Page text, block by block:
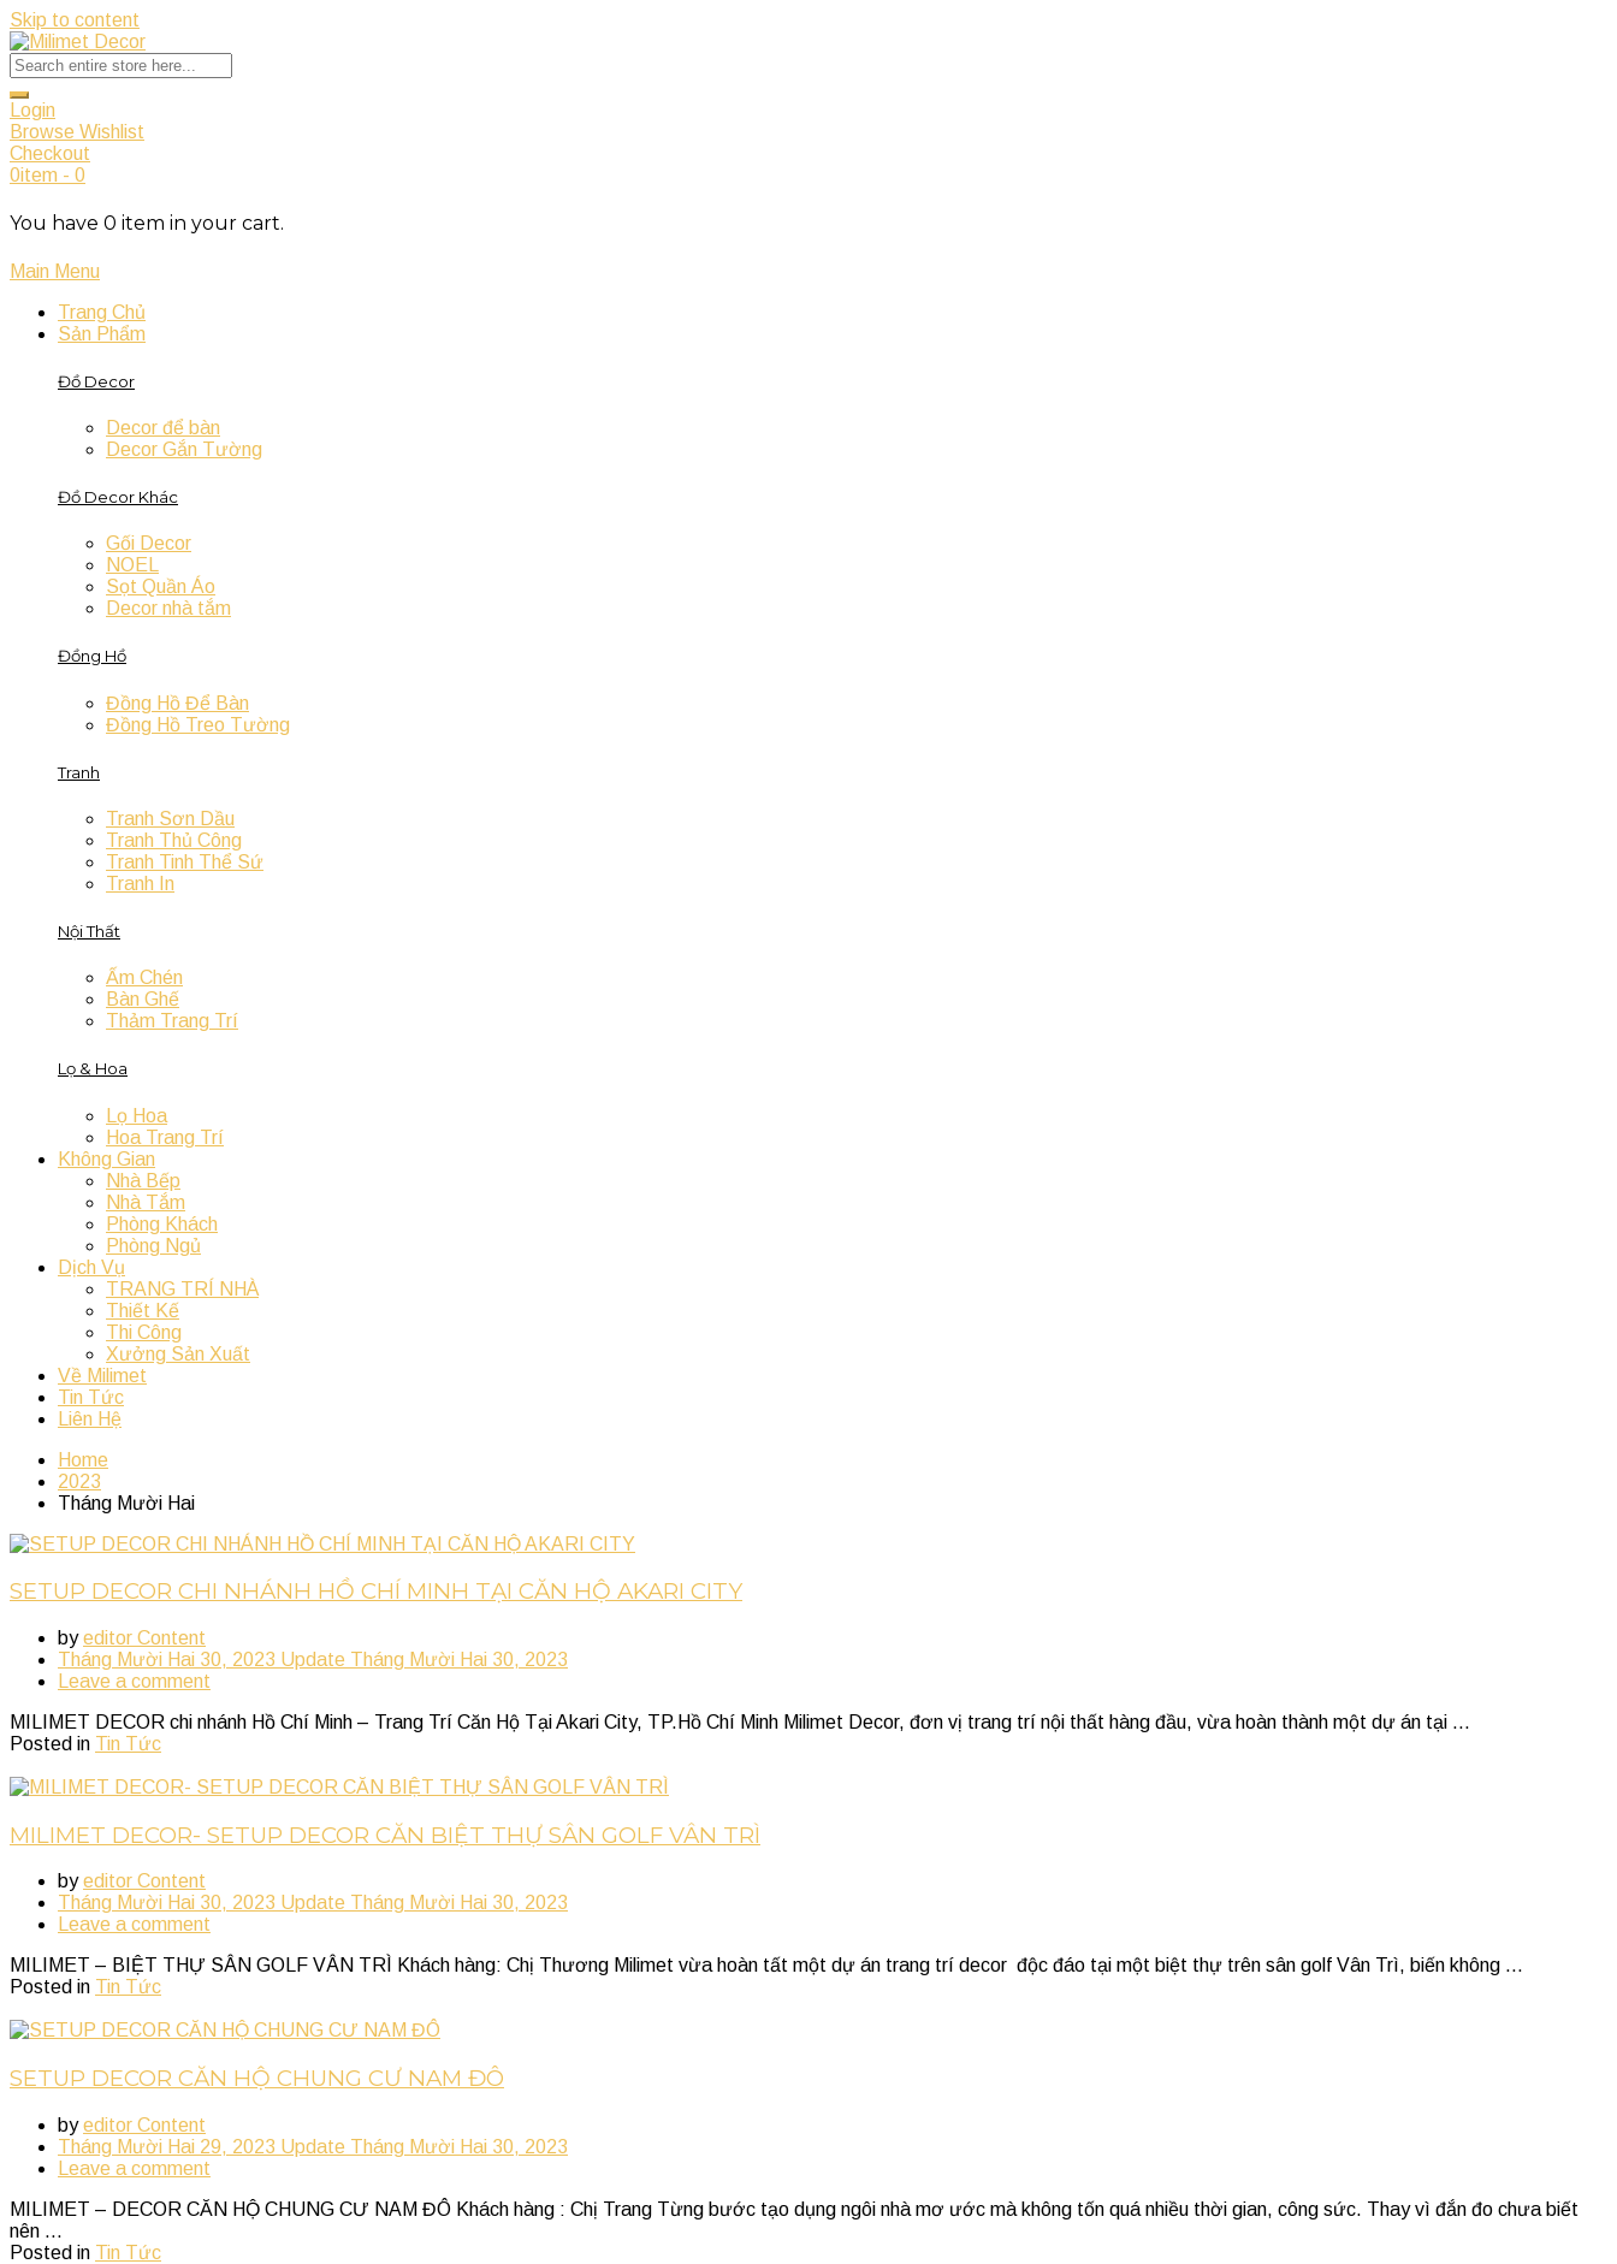
Skip to content
Login
Browse Wishlist
Checkout
0item - 0
You have 0 item in your cart.
Main Menu
Trang Chủ
Sản Phẩm
Đồ Decor
Decor để bàn
Decor Gắn Tường
Đồ Decor Khác
Gối Decor
NOEL
Sọt Quần Áo
Decor nhà tắm
Đồng Hồ
Đồng Hồ Để Bàn
Đồng Hồ Treo Tường
Tranh
Tranh Sơn Dầu
Tranh Thủ Công
Tranh Tinh Thể Sứ
Tranh In
Nội Thất
Ấm Chén
Bàn Ghế
Thảm Trang Trí
Lọ & Hoa
Lọ Hoa
Hoa Trang Trí
Không Gian
Nhà Bếp
Nhà Tắm
Phòng Khách
Phòng Ngủ
Dịch Vụ
TRANG TRÍ NHÀ
Thiết Kế
Thi Công
Xưởng Sản Xuất
Về Milimet
Tin Tức
Liên Hệ
Home
2023
Tháng Mười Hai
SETUP DECOR CHI NHÁNH HỒ CHÍ MINH TẠI CĂN HỘ AKARI CITY
byeditor Content
Tháng Mười Hai 30, 2023 Update Tháng Mười Hai 30, 2023
Leave a comment
MILIMET DECOR chi nhánh Hồ Chí Minh – Trang Trí Căn Hộ Tại Akari City, TP.Hồ Chí Minh Milimet Decor, đơn vị trang trí nội thất hàng đầu, vừa hoàn thành một dự án tại ...
Posted in Tin Tức
MILIMET DECOR- SETUP DECOR CĂN BIỆT THỰ SÂN GOLF VÂN TRÌ
byeditor Content
Tháng Mười Hai 30, 2023 Update
Tháng Mười Hai 30, 2023
Leave a comment
MILIMET – BIỆT THỰ SÂN GOLF VÂN TRÌ Khách hàng: Chị Thương Milimet vừa hoàn tất một dự án trang trí decor độc đáo tại một biệt thự trên sân golf Vân Trì, biến không ...
Posted in
Tin Tức
SETUP DECOR CĂN HỘ CHUNG CƯ NAM ĐÔ
byeditor Content
Tháng Mười Hai 29, 2023 Update Tháng Mười Hai 30, 2023
Leave a comment
MILIMET – DECOR CĂN HỘ CHUNG CƯ NAM ĐÔ Khách hàng : Chị Trang Từng bước tạo dụng ngôi nhà mơ ước mà không tốn quá nhiều thời gian, công sức. Thay vì đắn đo chưa biết
nên ...
Posted in Tin Tức